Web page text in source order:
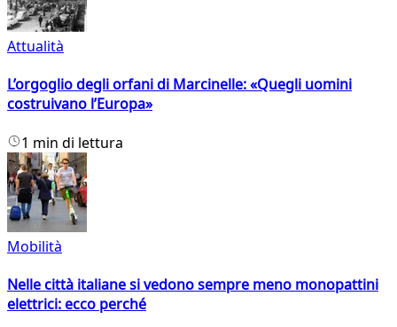
Attualità
L’orgoglio degli orfani di Marcinelle: «Quegli uomini
costruivano l’Europa»
1 min di lettura
Mobilità
Nelle città italiane si vedono sempre meno monopattini
elettrici: ecco perché